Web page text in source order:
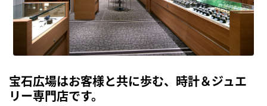
宝石広場はお客様と共に歩む、時計＆ジュエ
リー専門店です。